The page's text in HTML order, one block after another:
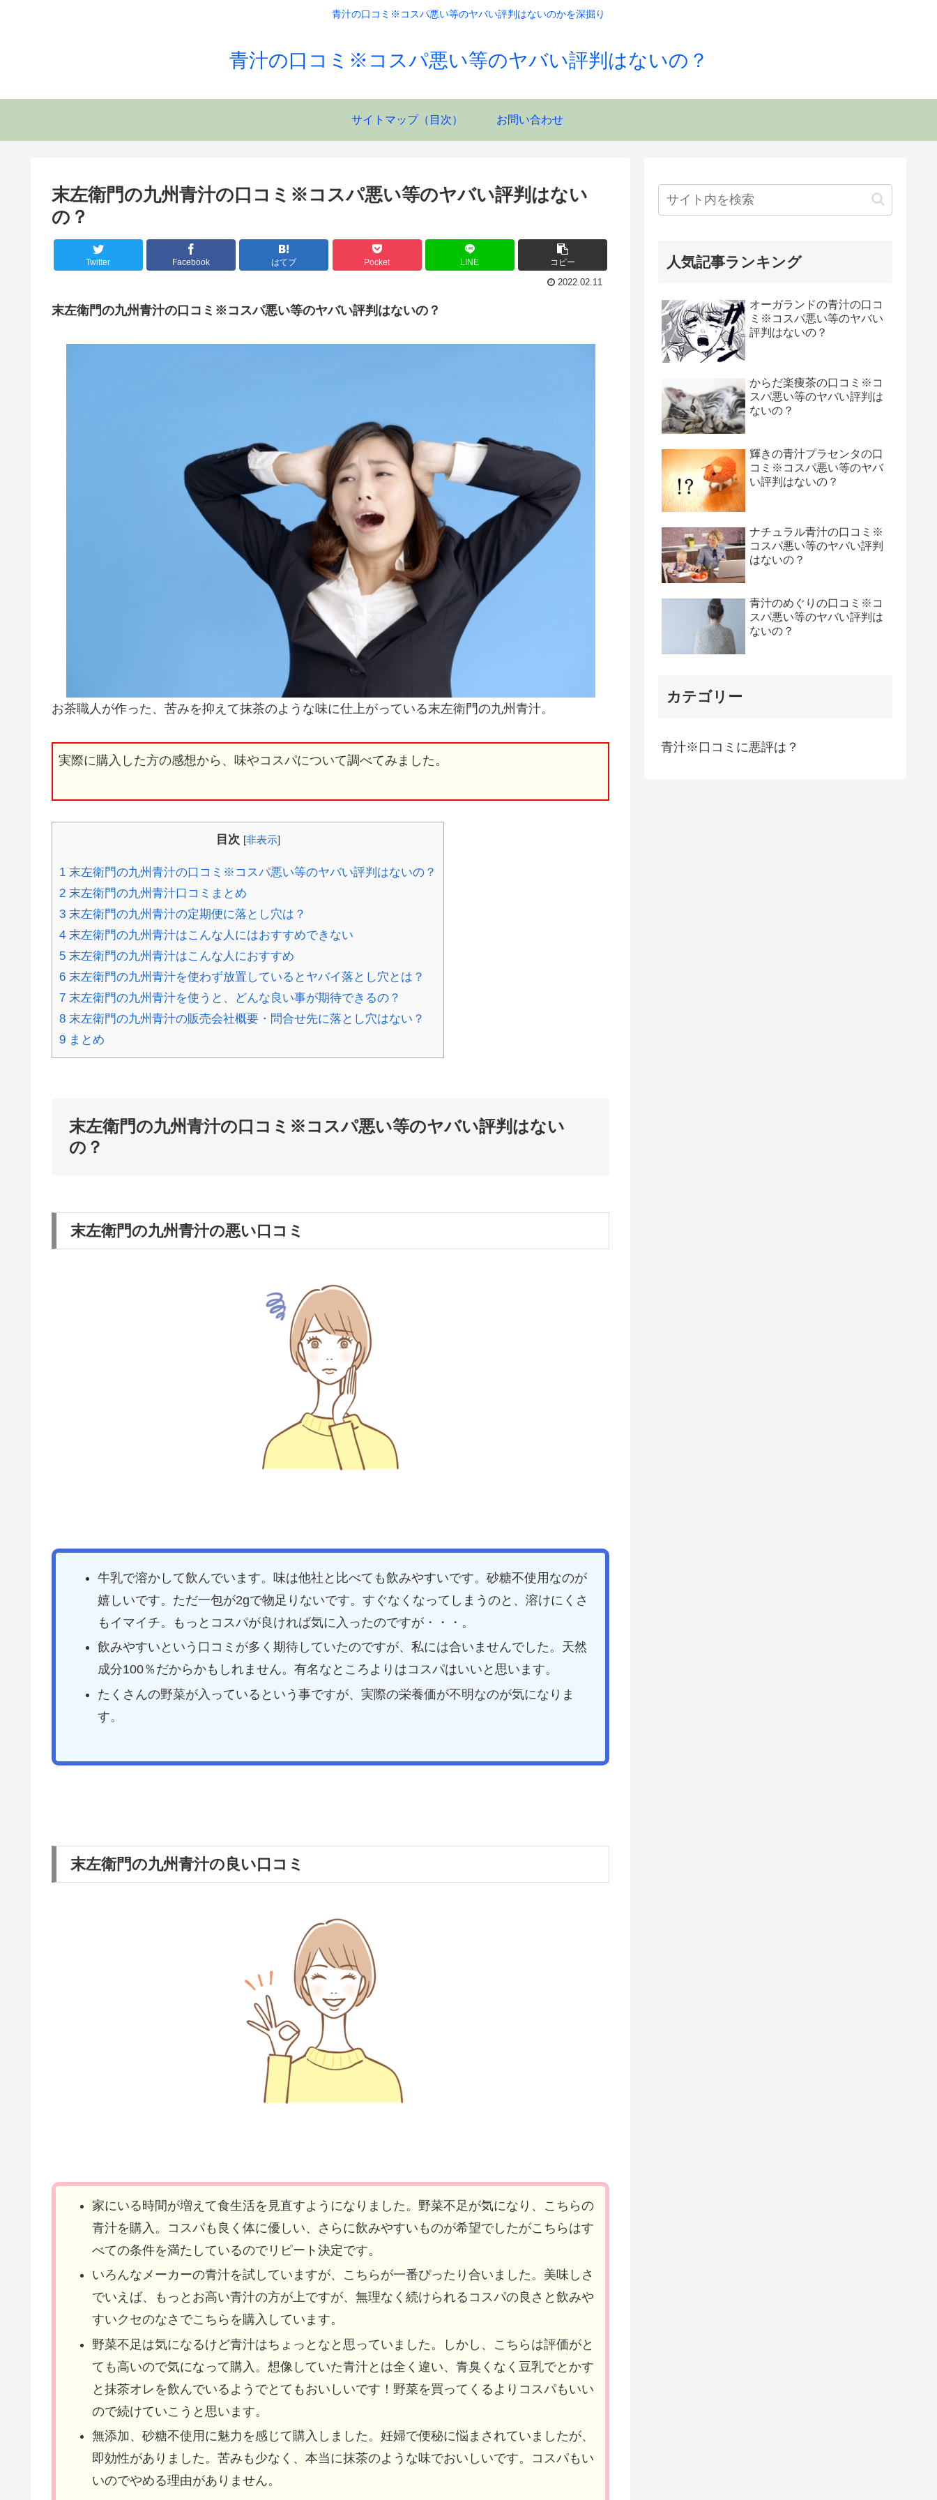
青汁の口コミ※コスパ悪い等のヤバい評判はないのかを深掘り
青汁の口コミ※コスパ悪い等のヤバい評判はないの？
サイトマップ（目次） お問い合わせ
末左衛門の九州青汁の口コミ※コスパ悪い等のヤバい評判はない
の？
Twitter Facebook はてブ Pocket LINE コピー
2022.02.11
末左衛門の九州青汁の口コミ※コスパ悪い等のヤバい評判はないの？
お茶職人が作った、苦みを抑えて抹茶のような味に仕上がっている末左衛門の九州青汁。
実際に購入した方の感想から、味やコスパについて調べてみました。
目次 [非表示]
1 末左衛門の九州青汁の口コミ※コスパ悪い等のヤバい評判はないの？
2 末左衛門の九州青汁口コミまとめ
3 末左衛門の九州青汁の定期便に落とし穴は？
4 末左衛門の九州青汁はこんな人にはおすすめできない
5 末左衛門の九州青汁はこんな人におすすめ
6 末左衛門の九州青汁を使わず放置しているとヤバイ落とし穴とは？
7 末左衛門の九州青汁を使うと、どんな良い事が期待できるの？
8 末左衛門の九州青汁の販売会社概要・問合せ先に落とし穴はない？
9 まとめ
末左衛門の九州青汁の口コミ※コスパ悪い等のヤバい評判はない
の？
末左衛門の九州青汁の悪い口コミ
牛乳で溶かして飲んでいます。味は他社と比べても飲みやすいです。砂糖不使用なのが
嬉しいです。ただ一包が2gで物足りないです。すぐなくなってしまうのと、溶けにくさ
もイマイチ。もっとコスパが良ければ気に入ったのですが・・・。
飲みやすいという口コミが多く期待していたのですが、私には合いませんでした。天然
成分100％だからかもしれません。有名なところよりはコスパはいいと思います。
たくさんの野菜が入っているという事ですが、実際の栄養価が不明なのが気になりま
す。
末左衛門の九州青汁の良い口コミ
家にいる時間が増えて食生活を見直すようになりました。野菜不足が気になり、こちらの
青汁を購入。コスパも良く体に優しい、さらに飲みやすいものが希望でしたがこちらはす
べての条件を満たしているのでリピート決定です。
いろんなメーカーの青汁を試していますが、こちらが一番ぴったり合いました。美味しさ
でいえば、もっとお高い青汁の方が上ですが、無理なく続けられるコスパの良さと飲みや
すいクセのなさでこちらを購入しています。
野菜不足は気になるけど青汁はちょっとなと思っていました。しかし、こちらは評価がと
ても高いので気になって購入。想像していた青汁とは全く違い、青臭くなく豆乳でとかす
と抹茶オレを飲んでいるようでとてもおいしいです！野菜を買ってくるよりコスパもいい
ので続けていこうと思います。
無添加、砂糖不使用に魅力を感じて購入しました。妊婦で便秘に悩まされていましたが、
即効性がありました。苦みも少なく、本当に抹茶のような味でおいしいです。コスパもい
いのでやめる理由がありません。
人気記事ランキング
オーガランドの青汁の口コ
ミ※コスパ悪い等のヤバい
評判はないの？
からだ楽痩茶の口コミ※コ
スパ悪い等のヤバい評判は
ないの？
輝きの青汁プラセンタの口
コミ※コスパ悪い等のヤバ
い評判はないの？
ナチュラル青汁の口コミ※
コスパ悪い等のヤバい評判
はないの？
青汁のめぐりの口コミ※コ
スパ悪い等のヤバい評判は
ないの？
カテゴリー
青汁※口コミに悪評は？